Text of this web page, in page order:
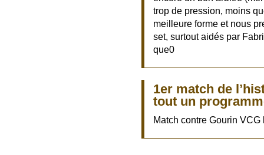
trop de pression, moins
meilleure forme et nous
set, surtout aidés par
que0
1er match de
tout un
Match contre Gourin